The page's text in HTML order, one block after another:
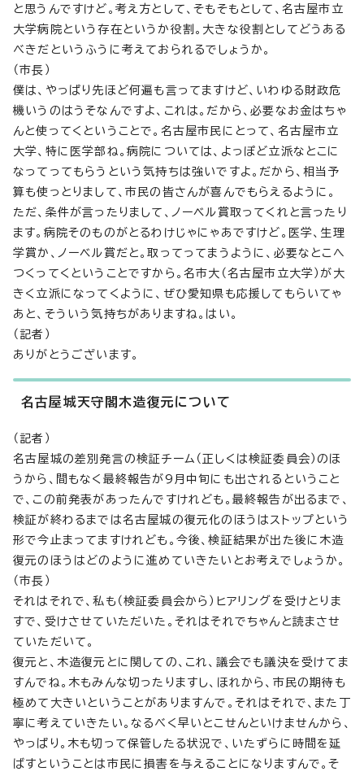
と思うんですけど。考え方として、そもそもとして、名古屋市立
大学病院という存在というか役割。大きな役割としてどうある
べきだというふうに考えておられるでしょうか。
（市長）
僕は、やっぱり先ほど何遍も言ってますけど、いわゆる財政危
機いうのはうそなんですよ、これは。だから、必要なお金はちゃ
んと使ってくということで。名古屋市民にとって、名古屋市立
大学、特に医学部ね。病院については、よっぽど立派なとこに
なってってもらうという気持ちは強いですよ。だから、相当予
算も使っとりまして、市民の皆さんが喜んでもらえるように。
ただ、条件が言ったりまして、ノーベル賞取ってくれと言ったり
ます。病院そのものがとるわけじゃにゃあですけど。医学、生理
学賞か、ノーベル賞だと。取ってってまうように、必要なとこへ
つくってくということですから。名市大（名古屋市立大学）が大
きく立派になってくように、ぜひ愛知県も応援してもらいてゃ
あと、そういう気持ちがありますね。はい。
（記者）
ありがとうございます。
名古屋城天守閣木造復元について
（記者）
名古屋城の差別発言の検証チーム（正しくは検証委員会）のほ
うから、間もなく最終報告が9月中旬にも出されるということ
で、この前発表があったんですけれども。最終報告が出るまで、
検証が終わるまでは名古屋城の復元化のほうはストップという
形で今止まってますけれども。今後、検証結果が出た後に木造
復元のほうはどのように進めていきたいとお考えでしょうか。
（市長）
それはそれで、私も（検証委員会から）ヒアリングを受けとりま
すで、受けさせていただいた。それはそれでちゃんと読まさせ
ていただいて。
復元と、木造復元とに関しての、これ、議会でも議決を受けてま
すんでね。木もみんな切ったりますし、ほれから、市民の期待も
極めて大きいということがありますんで。それはそれで、また丁
寧に考えていきたい。なるべく早いとこせんといけませんから、
やっぱり。木も切って保管したる状況で、いたずらに時間を延
ばすということは市民に損害を与えることになりますんで。そ